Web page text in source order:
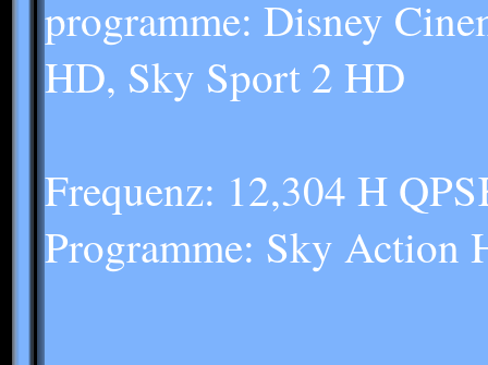
programme: Disney
HD, Sky Sport 2 HD
Frequenz: 12,304 H
Programme: Sky Action